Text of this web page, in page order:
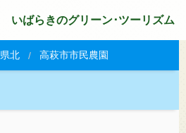
いばらきのグリーン･ツーリズム
県北 高萩市市民農園